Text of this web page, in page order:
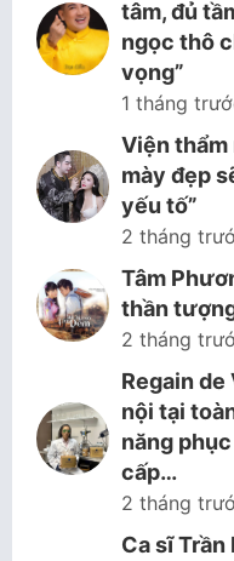
tâm, đủ
ngọc thô
vọng”
1 tháng
Viện thẩm
mày đẹp
yếu tố”
2 tháng
Tâm
thần
2 tháng
Regain
nội tại
năng
cấp…
2 tháng
Ca sĩ